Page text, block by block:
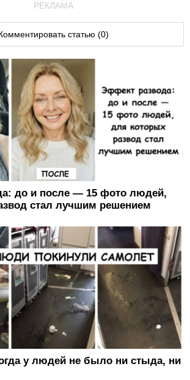
РЕКЛАМА
статью (0)
до и после — 15 фото людей,
стал лучшим решением
у людей не было ни стыда, ни